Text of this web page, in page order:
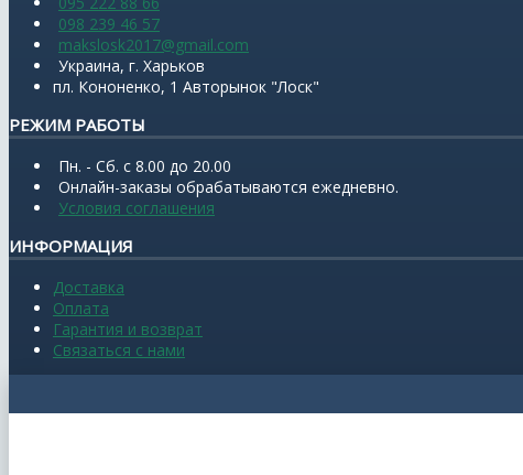
098 239 46 57
makslosk2017@gmail.com
Украина, г. Харьков
пл. Кононенко, 1 Авторынок "Лоск"
РЕЖИМ РАБОТЫ
Пн. - Сб. с 8.00 до 20.00
Онлайн-заказы обрабатываются ежедневно.
Условия соглашения
ИНФОРМАЦИЯ
Доставка
Оплата
Гарантия и возврат
Связаться с нами